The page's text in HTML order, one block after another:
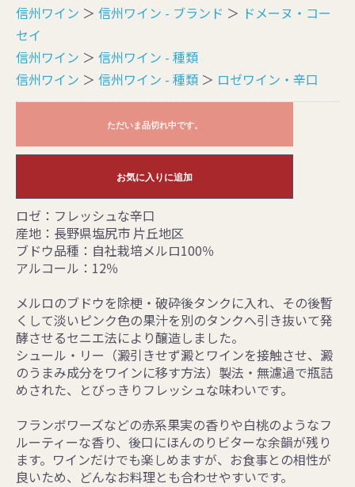
信州ワイン ＞ 信州ワイン - ブランド ＞ ドメーヌ・コー
セイ
信州ワイン ＞ 信州ワイン - 種類
信州ワイン ＞ 信州ワイン - 種類 ＞ ロゼワイン・辛口
ただいま品切れ中です。
お気に入りに追加
ロゼ：フレッシュな辛口
産地：長野県塩尻市 片丘地区
ブドウ品種：自社栽培メルロ100％
アルコール：12％
メルロのブドウを除梗・破砕後タンクに入れ、その後暫
くして淡いピンク色の果汁を別のタンクへ引き抜いて発
酵させるセニエ法により醸造しました。
シュール・リー（澱引きせず澱とワインを接触させ、澱
のうまみ成分をワインに移す方法）製法・無濾過で瓶詰
めされた、とびっきりフレッシュな味わいです。
フランボワーズなどの赤系果実の香りや白桃のようなフ
ルーティーな香り、後口にほんのりビターな余韻が残り
ます。ワインだけでも楽しめますが、お食事との相性が
良いため、どんなお料理とも合わせやすいです。